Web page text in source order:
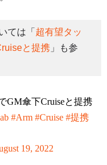
ては「 超有望タッ
と提携 」も参
GM傘下Cruiseと提携
#Arm #Cruise #提携
19, 2022